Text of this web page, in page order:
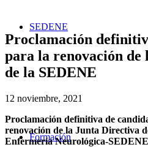
SEDENE
Formación
Proclamación
para la renovación
de la SEDENE
12 noviembre, 2021
Proclamación definitiva de
renovación de la Junta Directiva
Enfermería Neurológica-SEDENE